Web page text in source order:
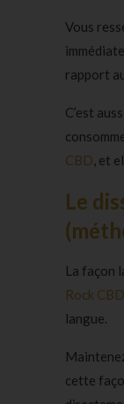
Vous
rapport
C’est
CBD, et
Le
La façon
Rock CBD
langue.
cette